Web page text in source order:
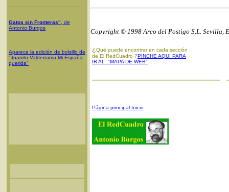
Gatos sin Fronteras" , de
Antonio Burgos
Aparece la edición de bolsillo de
"Juanito Valderrama:Mi España
querida"
Copyright © 1998 Arco del Postigo S.L. Sevilla,
¿ Qué puede encontrar en cada sección
de El RedCuadro ?PINCHE AQUI PARA
IR AL "MAPA DE WEB"
Página principal-Inicio